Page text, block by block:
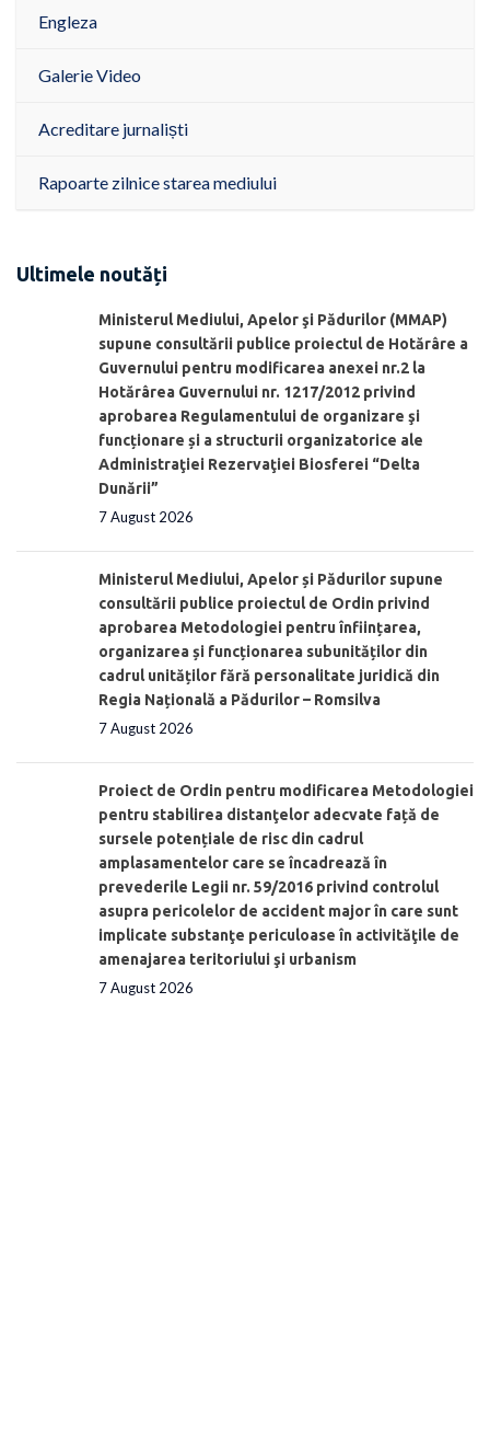
Engleza
Galerie Video
Acreditare jurnaliști
Rapoarte zilnice starea mediului
Ultimele noutăți
Ministerul Mediului, Apelor şi Pădurilor (MMAP)
supune consultării publice proiectul de Hotărâre a
Guvernului pentru modificarea anexei nr.2 la
Hotărârea Guvernului nr. 1217/2012 privind
aprobarea Regulamentului de organizare şi
funcționare și a structurii organizatorice ale
Administraţiei Rezervaţiei Biosferei “Delta
Dunării”
7 August 2026
Ministerul Mediului, Apelor și Pădurilor supune
consultării publice proiectul de Ordin privind
aprobarea Metodologiei pentru înființarea,
organizarea și funcționarea subunităților din
cadrul unităților fără personalitate juridică din
Regia Națională a Pădurilor – Romsilva
7 August 2026
Proiect de Ordin pentru modificarea Metodologiei
pentru stabilirea distanţelor adecvate față de
sursele potențiale de risc din cadrul
amplasamentelor care se încadrează în
prevederile Legii nr. 59/2016 privind controlul
asupra pericolelor de accident major în care sunt
implicate substanţe periculoase în activităţile de
amenajarea teritoriului şi urbanism
7 August 2026